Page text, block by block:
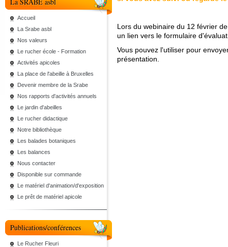
Accueil
La Srabe asbl
Nos valeurs
Le rucher école - Formation
Activités apicoles
La place de l'abeille à Bruxelles
Devenir membre de la Srabe
Nos rapports d'activités annuels
Le jardin d'abeilles
Le rucher didactique
Notre bibliothèque
Les balades botaniques
Les balances
Nous contacter
Disponible sur commande
Le matériel d'animation/d'exposition
Le prêt de matériel apicole
Publications/conférences
Le Rucher Fleuri
Lors du webinaire du 12 février
un lien vers le formulaire
Vous pouvez l'utiliser pour
présentation.